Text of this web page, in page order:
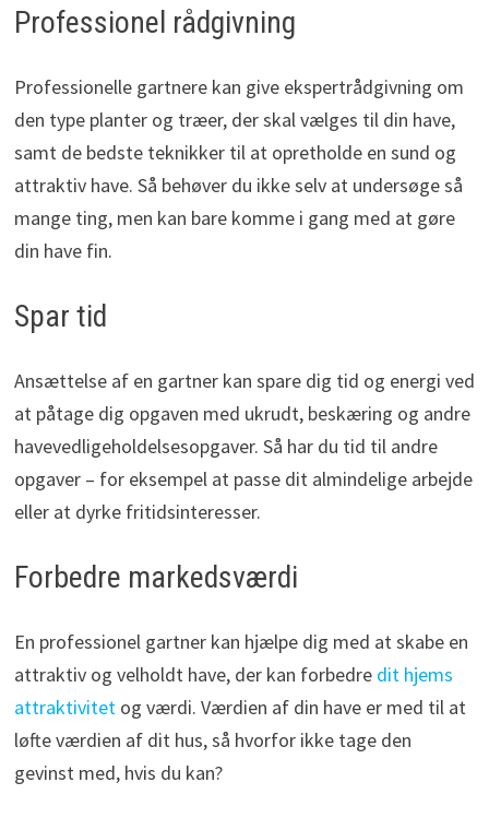
Professionel rådgivning
Professionelle gartnere kan give ekspertrådgivning om
den type planter og træer, der skal vælges til din have,
samt de bedste teknikker til at opretholde en sund og
attraktiv have. Så behøver du ikke selv at undersøge så
mange ting, men kan bare komme i gang med at gøre
din have fin.
Spar tid
Ansættelse af en gartner kan spare dig tid og energi ved
at påtage dig opgaven med ukrudt, beskæring og andre
havevedligeholdelsesopgaver. Så har du tid til andre
opgaver – for eksempel at passe dit almindelige arbejde
eller at dyrke fritidsinteresser.
Forbedre markedsværdi
En professionel gartner kan hjælpe dig med at skabe en
attraktiv og velholdt have, der kan forbedre dit hjems
attraktivitetog værdi. Værdien af din have er med til at
løfte værdien af dit hus, så hvorfor ikke tage den
gevinst med, hvis du kan?